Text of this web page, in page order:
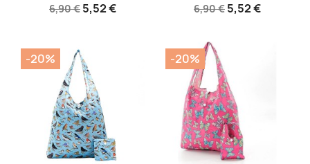
6,90 € 5,52 €
6,90 € 5,52 €
-20% -20%